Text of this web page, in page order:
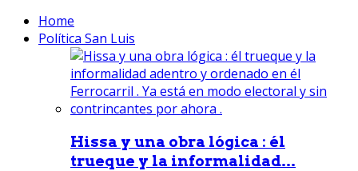
Home
Política San Luis
Hissa y una obra lógica : él
trueque y la informalidad...